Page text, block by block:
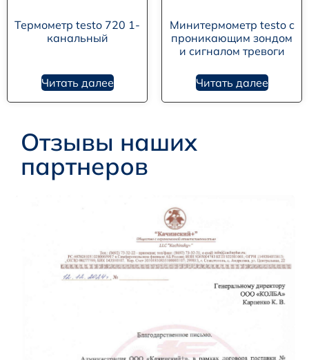
Термометр testo 720 1-
канальный
Читать далее
Минитермометр testo с
проникающим зондом
и сигналом тревоги
Читать далее
Отзывы наших
партнеров